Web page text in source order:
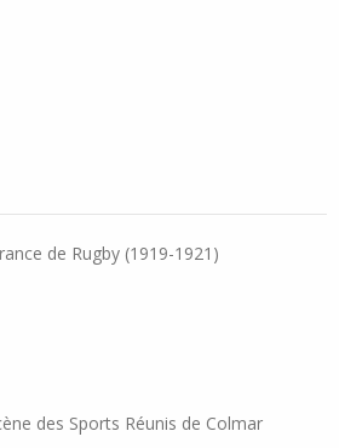
de Rugby (1919-1921)
des Sports Réunis de Colmar